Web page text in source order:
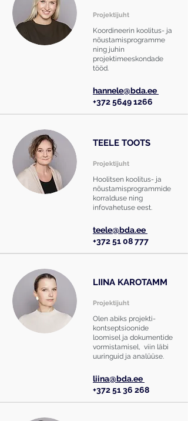
Projektijuht
Koordineerin koolitus- ja
nõustamisprogramme
ning juhin
projektimeeskondade
tööd.
hannele@bda.ee
+372 5649 1266
TEELE TOOTS
Projektijuht
Hoolitsen koolitus- ja
nõustamisprogrammide
korralduse ning
infovahetuse eest.
teele@bda.ee
+372 51 08 777
LIINA KAROTAMM
Projektijuht
Olen abiks projekti-
kontseptsioonide
loomisel ja dokumentide
vormistamisel, viin läbi
uuringuid ja analüüse.
liina@bda.ee
+372 51 36 268